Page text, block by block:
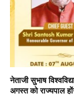
नेताजी सुभाष
अगस्त को राज्यपाल